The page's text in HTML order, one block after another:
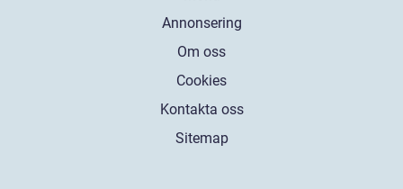
Annonsering
Om oss
Cookies
Kontakta oss
Sitemap